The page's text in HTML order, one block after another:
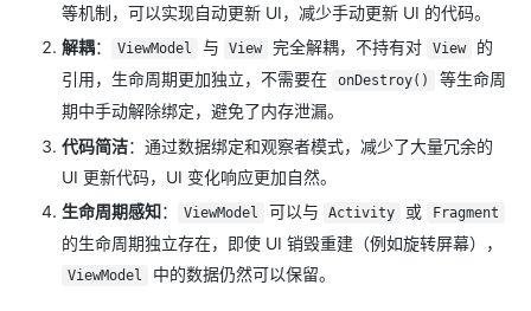
等机制，可以实现自动更新 UI，减少手动更新 UI 的代码。
解耦： ViewModel 与 View 完全解耦，不持有对 View
的
引用，生命周期更加独立，不需要在
onDestroy()
等生命周
期中手动解除绑定，避免了内存泄漏。
代码简洁：通过数据绑定和观察者模式，减少了大量冗余的
UI 更新代码，UI 变化响应更加自然。
生命周期感知： ViewModel 可以与 Activity 或 Fragment
的生命周期独立存在，即使 UI 销毁重建（例如旋转屏幕），
ViewModel 中的数据仍然可以保留。